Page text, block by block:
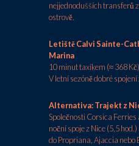
nejjednodušších transferů
ostrově.
Letiště Calvi Sainte-
Marina
10 minut taxíkem (≈ 368
V letní sezóně dobré spojení
Alternativa: Trajekt z
Společnosti Corsica
noční spoje z Nice (5,5
do Propriana, Ajaccia nebo